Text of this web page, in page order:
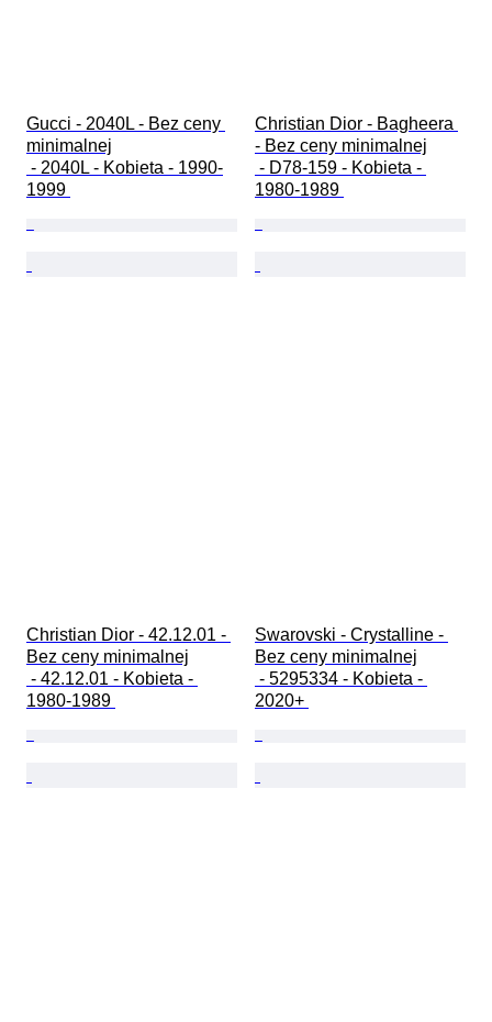
Gucci - 2040L - Bez ceny
minimalnej
1999
Christian Dior - Bagheera
- Bez ceny minimalnej
1980-1989
Christian Dior - 42.12.01 -
Bez ceny minimalnej
1980-1989
Swarovski - Crystalline -
Bez ceny minimalnej
2020+